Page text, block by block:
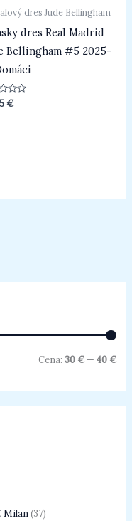
Cena: 30 €— 40 €
Milan 37
dres Jude Bellingham
dres Real Madrid
Bellingham #5 2025-
€